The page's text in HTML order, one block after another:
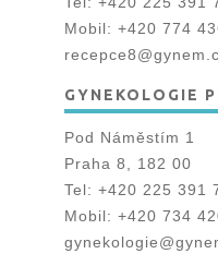
Mobil: +420 774
GYNEKOLOGIE
Pod Náměstím 1
Praha 8, 182 00
Tel: +420 225 391
Mobil: +420 734